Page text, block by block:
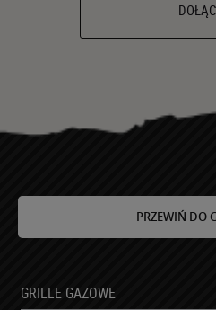
Pani/Pana dane osobowe
podstawie art. 6 ust.1 a) oraz
sprostowania, usunięcia lub
oraz prawo do wniesienia
przed jej cofnięciem.
Posiada Pani/Pan prawo
momentu wycofania zgody.
PRZEWIŃ DO
GRILLE GAZOWE